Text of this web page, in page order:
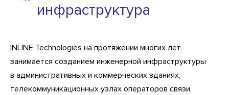
инфраструктура
INLINE Technologies на протяжении многих лет
занимается созданием инженерной инфраструктуры
в административных и коммерческих зданиях,
телекоммуникационных узлах операторов связи,